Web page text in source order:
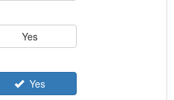
Yes
Yes